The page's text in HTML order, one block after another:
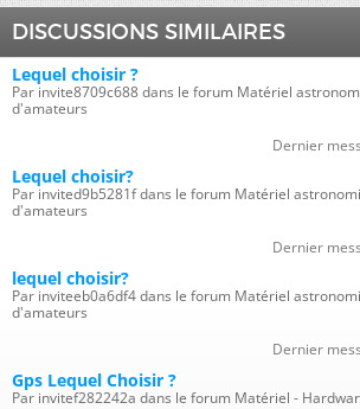
DISCUSSIONS SIMILAIRES
Lequel choisir ?
Par invite8709c688 dans le forum Matériel
d'amateurs
Dernier
Lequel choisir?
Par invited9b5281f dans le forum Matériel
d'amateurs
Dernier
lequel choisir?
Par inviteeb0a6df4 dans le forum Matériel
d'amateurs
Dernier
Gps Lequel Choisir ?
Par invitef282242a dans le forum Matériel -